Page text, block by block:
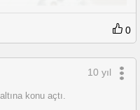
ve yine komşumuzunki ile
yedekleride çok pahalı !
- sarf ürünlerinin
yorumlara göre aşağıdaki
unutmazsam yeni ürün ile ilgili
0
altına konu açtı.
10 yıl